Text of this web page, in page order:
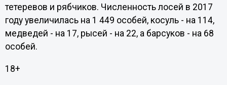
тетеревов и рябчиков. Численность лосей в 2017
году увеличилась на 1 449 особей, косуль - на 114,
медведей - на 17, рысей - на 22, а барсуков - на 68
особей.
18+